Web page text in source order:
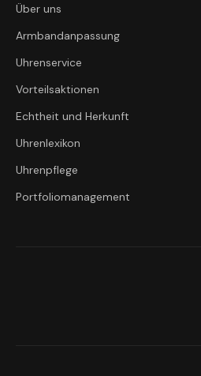
Über uns
Armbandanpassung
Uhrenservice
Vorteilsaktionen
Echtheit und Herkunft
Uhrenlexikon
Uhrenpflege
Portfoliomanagement